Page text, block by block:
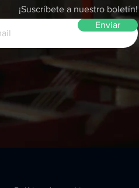
¡Suscríbete a nuestro boletín!
Enviar